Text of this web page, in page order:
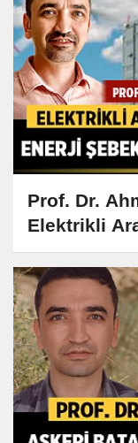
Prof. Dr.
Elektrikli
Enerji